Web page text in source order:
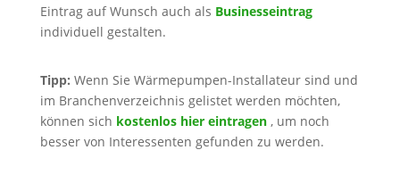
Eintrag auf Wunsch auch als Businesseintrag
individuell gestalten.
Tipp: Wenn Sie Wärmepumpen-Installateur sind und
im Branchenverzeichnis gelistet werden möchten,
können sich kostenlos hier eintragen, um noch
besser von Interessenten gefunden zu werden.